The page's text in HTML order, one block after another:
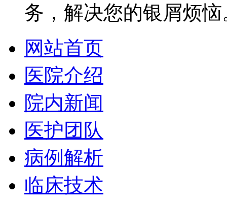
务，解决您的银屑烦恼
网站首页
医院介绍
院内新闻
医护团队
病例解析
临床技术